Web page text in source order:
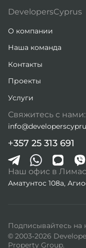
DevelopersCyprus
О компании
Наша команда
Контакты
Проекты
Услуги
Свяжитесь с нами:
+357 25 313 691
Наш офис в
Аматунтос 108а,
Подписывайтесь на
© 2003-2026
Property Group.